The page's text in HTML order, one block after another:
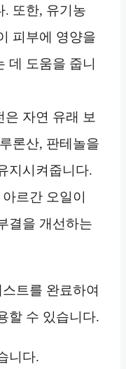
. 또한, 유기농
피부에 영양을
데 도움을 줍니
은 자연 유래 보
론산, 판테놀을
지시켜줍니다.
르간 오일이
결을 개선하는
트를 완료하여
할 수 있습니다.
니다.